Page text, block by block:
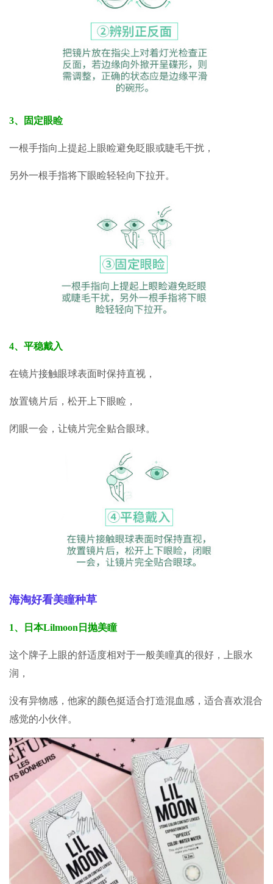
3、固定眼睑
一根手指向上提起上眼睑避免眨眼或睫毛干扰，
另外一根手指将下眼睑轻轻向下拉开。
4、平稳戴入
在镜片接触眼球表面时保持直视，
放置镜片后，松开上下眼睑，
闭眼一会，让镜片完全贴合眼球。
海淘好看美瞳种草
1、 日本Lilmoon日抛美瞳
这个牌子上眼的舒适度相对于一般美瞳真的很好，上眼水
润，
没有异物感，他家的颜色挺适合打造混血感，适合喜欢混合
感觉的小伙伴。